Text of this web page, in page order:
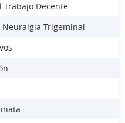
Decente
Trigeminal